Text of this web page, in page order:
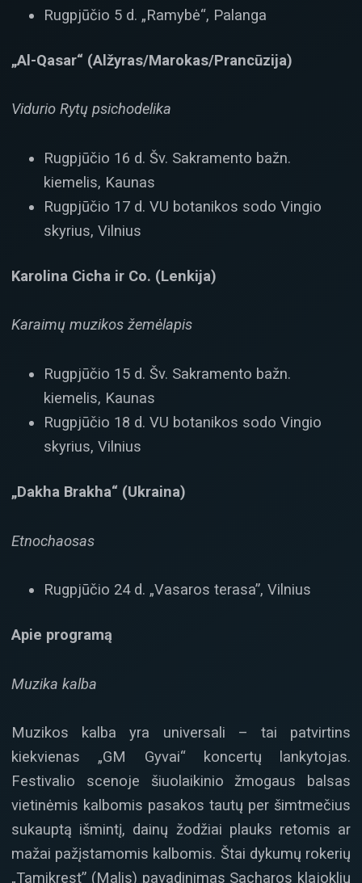
Rugpjūčio 5 d. „Ramybė“, Palanga
„Al-Qasar“ (Alžyras/Marokas/Prancūzija)
Vidurio Rytų psichodelika
Rugpjūčio 16 d. Šv. Sakramento bažn.
kiemelis, Kaunas
Rugpjūčio 17 d. VU botanikos sodo Vingio
skyrius, Vilnius
Karolina Cicha ir Co. (Lenkija)
Karaimų muzikos žemėlapis
Rugpjūčio 15 d. Šv. Sakramento bažn.
kiemelis, Kaunas
Rugpjūčio 18 d. VU botanikos sodo Vingio
skyrius, Vilnius
„Dakha Brakha“ (Ukraina)
Etnochaosas
Rugpjūčio 24 d. „Vasaros terasa”, Vilnius
Apie programą
Muzika kalba
Muzikos kalba yra universali – tai patvirtins
kiekvienas „GM Gyvai“ koncertų lankytojas.
Festivalio scenoje šiuolaikinio žmogaus balsas
vietinėmis kalbomis pasakos tautų per šimtmečius
sukauptą išmintį, dainų žodžiai plauks retomis ar
mažai pažįstamomis kalbomis. Štai dykumų rokerių
„Tamikrest” (Malis) pavadinimas Sacharos klajoklių